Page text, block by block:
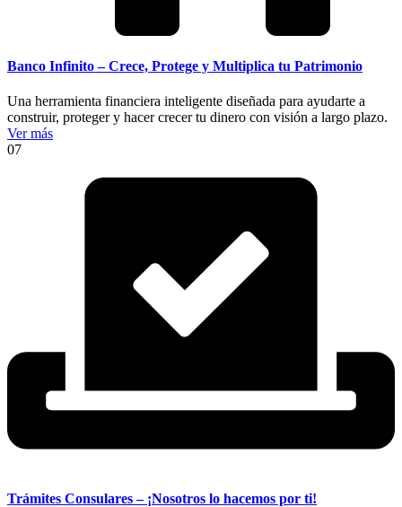
Banco Infinito – Crece, Protege y Multiplica tu Patrimonio
Una herramienta financiera inteligente diseñada para ayudarte a
construir, proteger y hacer crecer tu dinero con visión a largo plazo.
Ver más
07
Trámites Consulares – ¡Nosotros lo hacemos por ti!